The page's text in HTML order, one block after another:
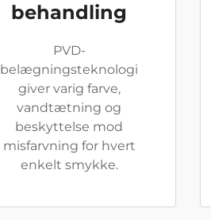
behandling
PVD-
belægningsteknologi
giver varig farve,
vandtætning og
beskyttelse mod
misfarvning for hvert
enkelt smykke.